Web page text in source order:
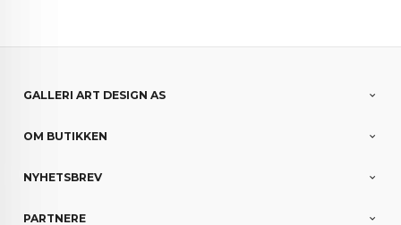
GALLERI ART DESIGN AS
OM BUTIKKEN
NYHETSBREV
PARTNERE